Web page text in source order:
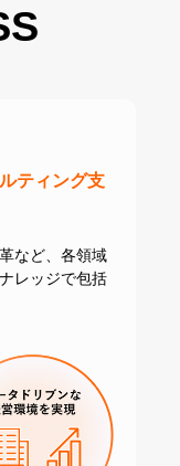
ティング支
など、 各領域
レッジで包括